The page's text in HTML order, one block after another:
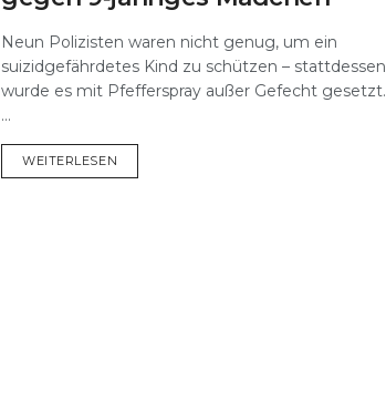
Neun Polizisten waren nicht genug, um ein
suizidgefährdetes Kind zu schützen – stattdessen
wurde es mit Pfefferspray außer Gefecht gesetzt.
...
WEITERLESEN